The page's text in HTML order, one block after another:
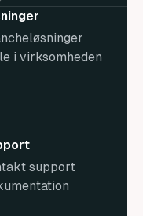
i virksomheden
support